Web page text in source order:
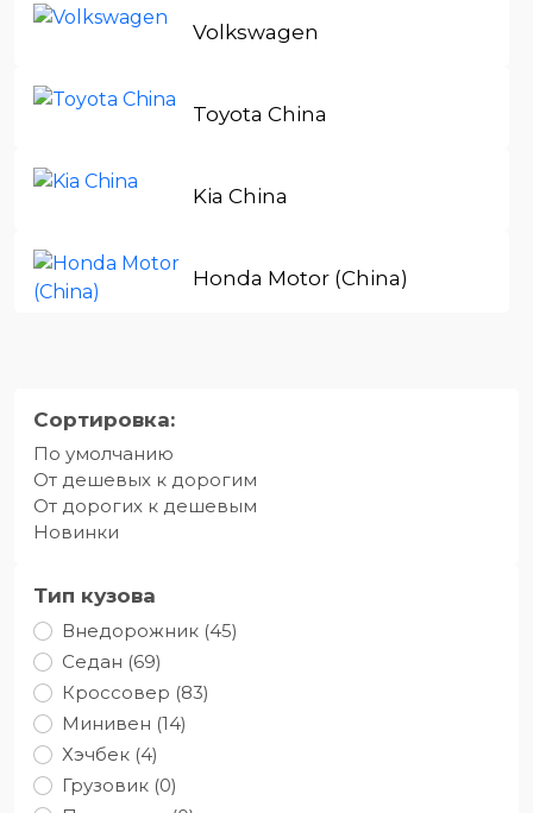
Volkswagen
Toyota Сhina
Kia China
Honda Motor (China)
Сортировка:
По умолчанию
От дешевых к дорогим
От дорогих к дешевым
Новинки
Тип кузова
Внедорожник (45)
Седан (69)
Кроссовер (83)
Минивен (14)
Хэчбек (4)
Грузовик (0)